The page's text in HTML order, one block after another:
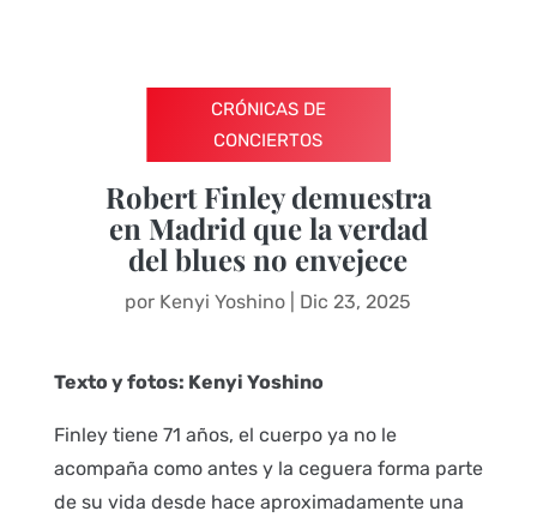
CRÓNICAS DE
CONCIERTOS
Robert Finley demuestra
en Madrid que la verdad
del blues no envejece
por Kenyi Yoshino Dic 23, 2025
Texto y fotos: Kenyi Yoshino
Finley tiene 71 años, el cuerpo ya no le
acompaña como antes y la ceguera forma parte
de su vida desde hace aproximadamente una